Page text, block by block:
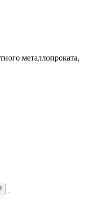
металлопроката,